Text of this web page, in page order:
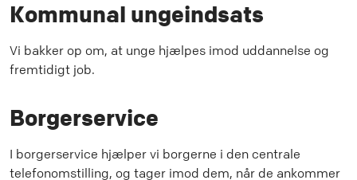
Kommunal ungeindsats
Vi bakker op om, at unge hjælpes imod uddannelse og
fremtidigt job.
Borgerservice
I borgerservice hjælper vi borgerne i den centrale
telefonomstilling, og tager imod dem, når de ankommer